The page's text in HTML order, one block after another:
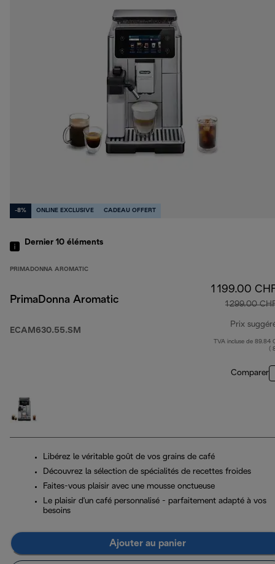
-8% ONLINE EXCLUSIVE CADEAU OFFERT
Dernier 10 éléments
PRIMADONNA AROMATIC
PrimaDonna Aromatic
ECAM630.55.SM
1 199.00
1 299.00
Prix
TVA incluse de 89.84
(
Comparer
Libérez le véritable goût de vos grains de café
Découvrez la sélection de spécialités de recettes froides
Faites-vous plaisir avec une mousse onctueuse
Le plaisir d'un café personnalisé - parfaitement adapté à vos
besoins
Ajouter au panier